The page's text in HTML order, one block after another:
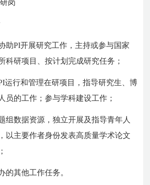
岗
助PI开展研究工作，主持或参与国家
科研项目、按计划完成研究任务；
运行和管理在研项目，指导研究生、博
员的工作；参与学科建设工作；
组数据资源，独立开展及指导青年人
以主要作者身份发表高质量学术论文
的其他工作任务。